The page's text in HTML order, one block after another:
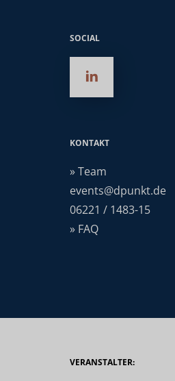
SOCIAL
KONTAKT
» Team
events@dpunkt.de
06221 / 1483-15
» FAQ
VERANSTALTER: